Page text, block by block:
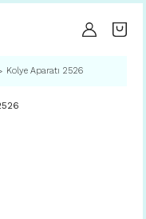
Kolye Aparatı 2526